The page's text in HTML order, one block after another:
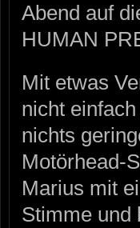
Abend auf
HUMAN
Mit etwas
nicht
nichts
Motörhead-
Marius mit
Stimme und